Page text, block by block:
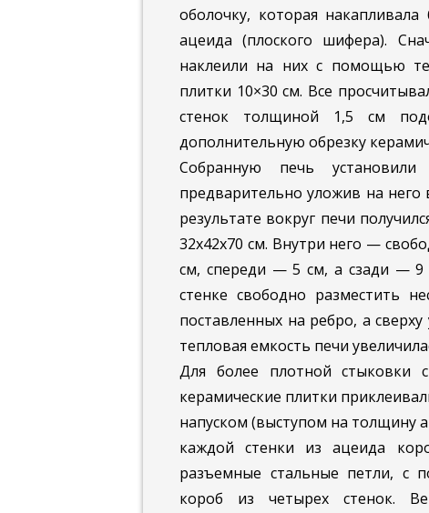
оболочку, которая
ацеида (плоского шифера).
наклеили на них с помощью
плитки 10×30 см. Все
стенок толщиной 1,5 см
дополнительную обрезку
Собранную печь
предварительно уложив на него
результате вокруг печи
32x42x70 см. Внутри него —
см, спереди — 5 см, а сзади — 9
стенке свободно разместить
поставленных на ребро, а
тепловая емкость печи
Для более плотной стыковки
керамические плитки
напуском (выступом на толщину
каждой стенки из ацеида
разъемные стальные петли, с
короб из четырех стенок.